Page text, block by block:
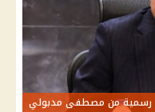
رسمية من مصطفى مدبولي